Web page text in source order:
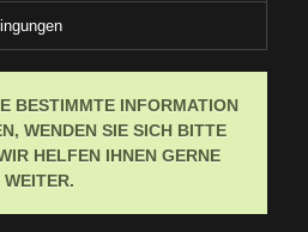
BESTIMMTE INFORMATION
WENDEN SIE SICH BITTE
HELFEN IHNEN GERNE
WEITER.